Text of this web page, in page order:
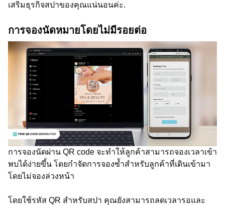
เสริมธุรกิจสปาของคุณแน่นอนค่ะ.
การจองนัดหมายโดยไม่มีรอยต่อ
การจองนัดผ่าน QR code จะทำให้ลูกค้าสามารถจองเวลาเข้า
พบได้ง่ายขึ้น โดยกำจัดการจองซ้ำสำหรับลูกค้าที่เดินเข้ามา
โดยไม่จองล่วงหน้า
โดยใช้รหัส QR สำหรับสปา คุณยังสามารถลดเวลารอและ